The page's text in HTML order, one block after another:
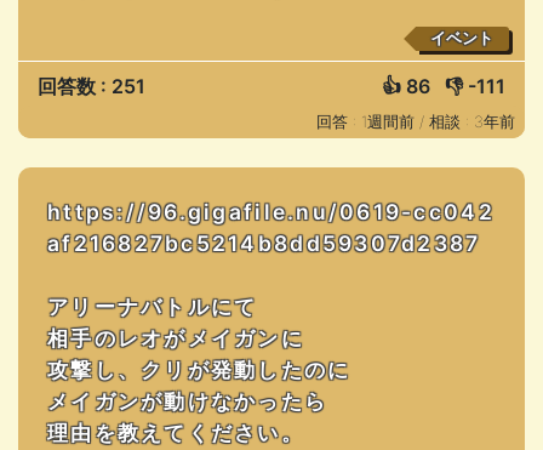
イベント
回答数 : 251 👍 86 👎 -111
回答 : 1週間前 / 相談 : 3年前
https://96.gigafile.nu/0619-cc042
af216827bc5214b8dd59307d2387
アリーナバトルにて
相手のレオがメイガンに
攻撃し、クリが発動したのに
メイガンが動けなかったら
理由を教えてください。